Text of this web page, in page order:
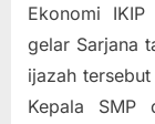
Ekonomi
gelar Sarjana
ijazah
Kepala SMP